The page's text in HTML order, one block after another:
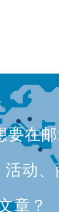
要在
动
章？